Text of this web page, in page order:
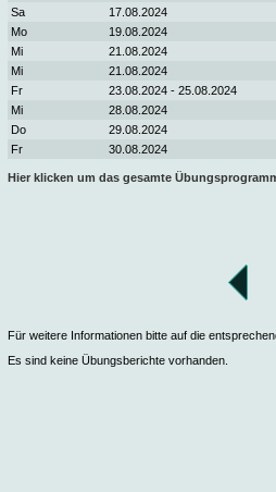
Sa
17.08.2024
Mo
19.08.2024
Mi
21.08.2024
Mi
21.08.2024
Fr
23.08.2024 - 25.08.2024
Mi
28.08.2024
Do
29.08.2024
Fr
30.08.2024
Hier klicken um das gesamte
Für weitere Informationen bitte auf die
Es sind keine Übungsberichte vorhanden.